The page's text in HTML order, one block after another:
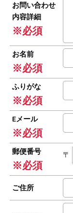
お問い合わせ
内容詳細
※必須
お名前
※必須
ふりがな
※必須
Eメール
※必須
郵便番号
※必須
〒
ご住所